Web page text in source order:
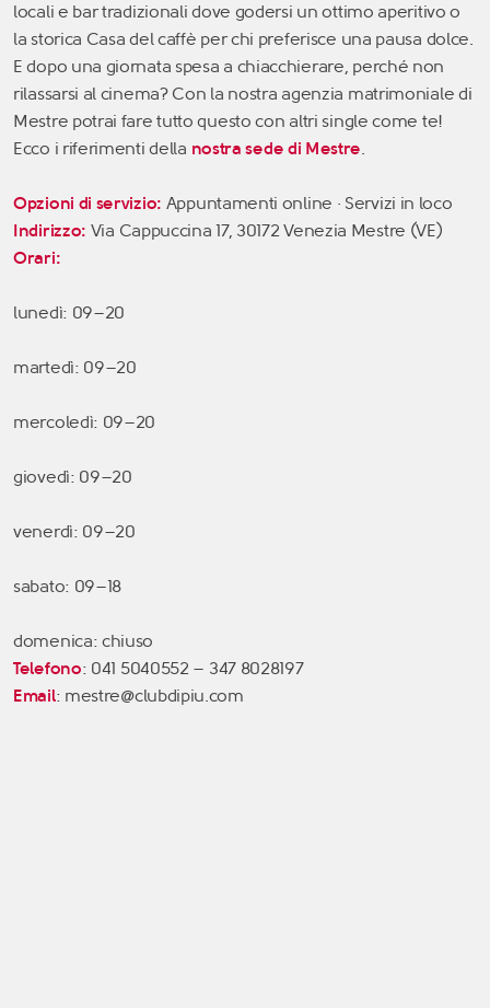
locali e bar tradizionali dove godersi un ottimo aperitivo o
la storica Casa del caffè per chi preferisce una pausa dolce.
E dopo una giornata spesa a chiacchierare, perché non
rilassarsi al cinema? Con la nostra agenzia matrimoniale di
Mestre potrai fare tutto questo con altri single come te!
Ecco i riferimenti della nostra sede di Mestre.
Opzioni di servizio: Appuntamenti online · Servizi in loco
Indirizzo: Via Cappuccina 17, 30172 Venezia Mestre (VE)
Orari:
lunedì: 09–20
martedì: 09–20
mercoledì: 09–20
giovedì: 09–20
venerdì: 09–20
sabato: 09–18
domenica: chiuso
Telefono: 041 5040552 – 347 8028197
Email: mestre@clubdipiu.com